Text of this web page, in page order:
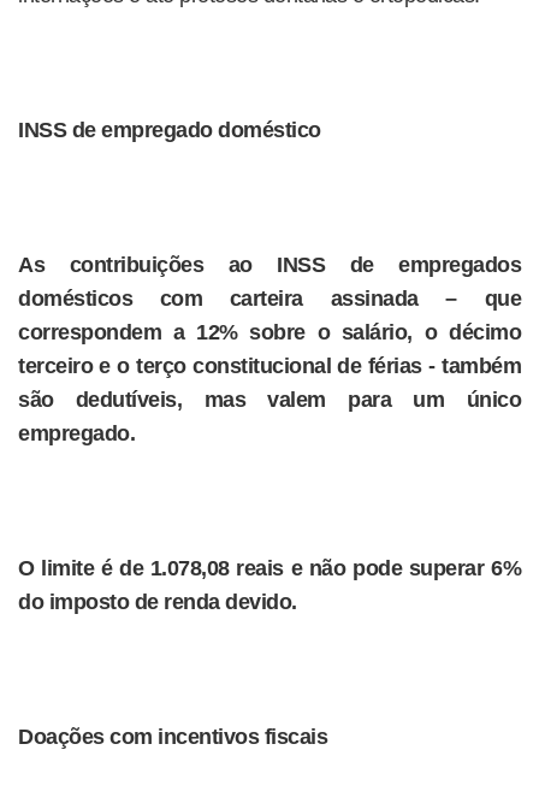
INSS de empregado doméstico
As contribuições ao INSS de empregados
domésticos com carteira assinada – que
correspondem a 12% sobre o salário, o décimo
terceiro e o terço constitucional de férias - também
são dedutíveis, mas valem para um único
empregado.
O limite é de 1.078,08 reais e não pode superar 6%
do imposto de renda devido.
Doações com incentivos fiscais